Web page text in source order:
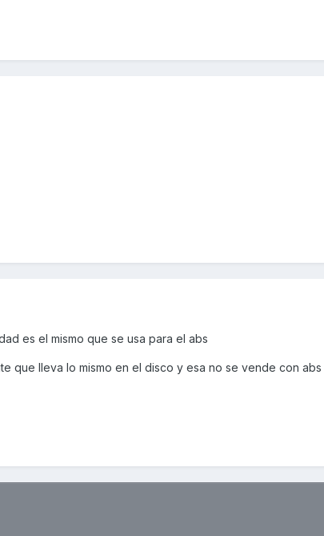
es el mismo que se usa para el abs
que lleva lo mismo en el disco y esa no se vende con abs